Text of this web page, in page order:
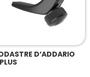
D’ADDARIO